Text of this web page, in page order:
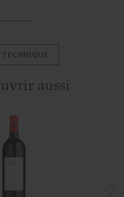
TECHNIQUE
aussi